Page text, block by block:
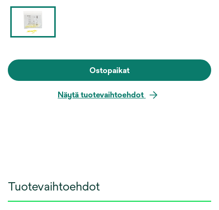
Ostopaikat
Näytä tuotevaihtoehdot
Tuotevaihtoehdot